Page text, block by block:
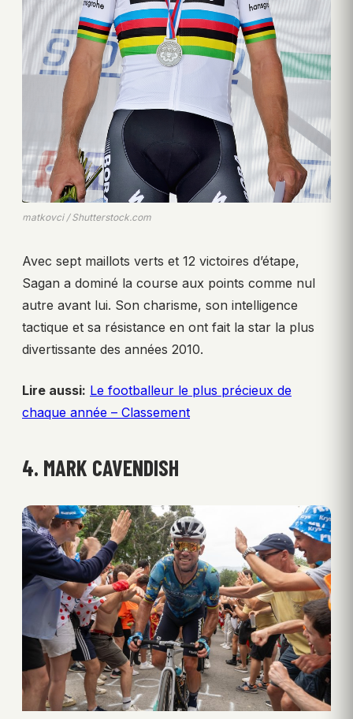
matkovci / Shutterstock.com
Avec sept maillots verts et 12 victoires d’étape,
Sagan a dominé la course aux points comme nul
autre avant lui. Son charisme, son intelligence
tactique et sa résistance en ont fait la star la plus
divertissante des années 2010.
Lire aussi: Le footballeur le plus précieux de
chaque année – Classement
4. MARK CAVENDISH